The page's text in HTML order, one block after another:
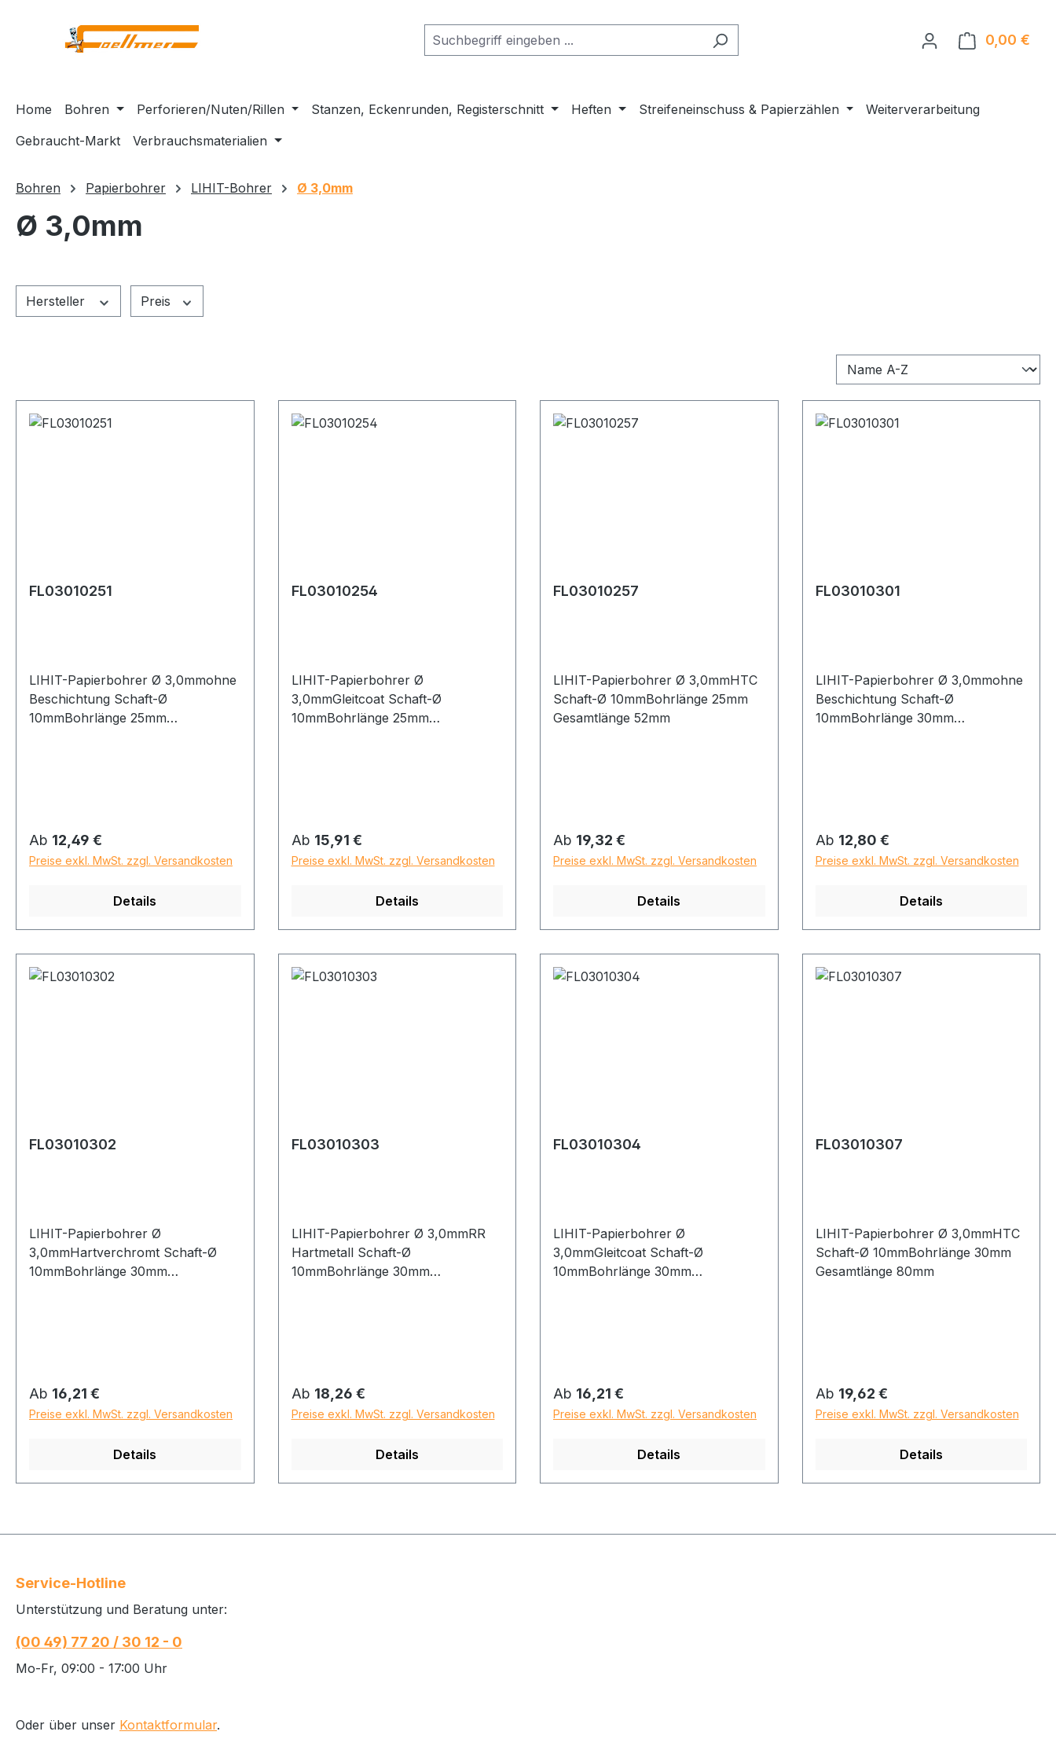
0,00 €
Home Bohren Perforieren/Nuten/Rillen Stanzen, Eckenrunden, Registerschnitt Heften Streifeneinschuss & Papierzählen
Weiterverarbeitung
Gebraucht-Markt
Verbrauchsmaterialien
Bohren Papierbohrer LIHIT-Bohrer Ø 3,0mm
Ø 3,0mm
Hersteller Preis
FL03010251
LIHIT-Papierbohrer Ø 3,0mmohne
Beschichtung Schaft-Ø
10mmBohrlänge 25mm
Regulärer Preis:
Ab 12,49 €
Preise exkl. MwSt. zzgl. Versandkosten
Details
FL03010254
LIHIT-Papierbohrer Ø
3,0mmGleitcoat Schaft-Ø
10mmBohrlänge 25mm
Regulärer Preis:
Ab 15,91 €
Preise exkl. MwSt. zzgl. Versandkosten
Details
FL03010257
LIHIT-Papierbohrer Ø 3,0mmHTC
Schaft-Ø 10mmBohrlänge 25mm
Gesamtlänge 52mm
Regulärer Preis:
Ab 19,32 €
Preise exkl. MwSt. zzgl. Versandkosten
Details
FL03010301
LIHIT-Papierbohrer Ø 3,0mmohne
Beschichtung Schaft-Ø
10mmBohrlänge 30mm
Regulärer Preis:
Ab 12,80 €
Preise exkl. MwSt. zzgl. Versandkosten
Details
FL03010302
LIHIT-Papierbohrer Ø
3,0mmHartverchromt Schaft-Ø
10mmBohrlänge 30mm
Regulärer Preis:
Ab 16,21 €
Preise exkl. MwSt. zzgl. Versandkosten
Details
FL03010303
LIHIT-Papierbohrer Ø 3,0mmRR
Hartmetall Schaft-Ø
10mmBohrlänge 30mm
Regulärer Preis:
Ab 18,26 €
Preise exkl. MwSt. zzgl. Versandkosten
Details
FL03010304
LIHIT-Papierbohrer Ø
3,0mmGleitcoat Schaft-Ø
10mmBohrlänge 30mm
Regulärer Preis:
Ab 16,21 €
Preise exkl. MwSt. zzgl. Versandkosten
Details
FL03010307
LIHIT-Papierbohrer Ø 3,0mmHTC
Schaft-Ø 10mmBohrlänge 30mm
Gesamtlänge 80mm
Regulärer Preis:
Ab 19,62 €
Preise exkl. MwSt. zzgl. Versandkosten
Details
Service-Hotline
Unterstützung und Beratung unter:
(00 49) 77 20 / 30 12 - 0
Mo-Fr, 09:00 - 17:00 Uhr
Oder über unser Kontaktformular.